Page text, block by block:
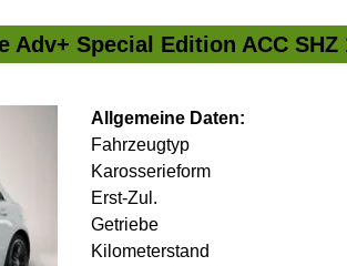
Adv+ Special Edition ACC SHZ
Allgemeine Daten:
Fahrzeugtyp
Karosserieform
Erst-Zul.
Getriebe
Kilometerstand